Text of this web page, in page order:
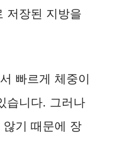
저장된 지방을
빠르게 체중이
습니다. 그러나
기 때문에 장